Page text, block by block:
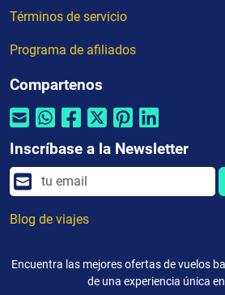
Términos de servicio
Programa de afiliados
Compartenos
Inscríbase a la Newsletter
Blog de viajes
Encuentra las mejores ofertas de vuelos
de una experiencia única